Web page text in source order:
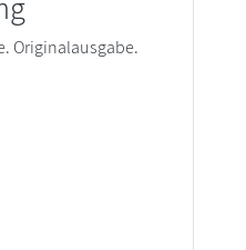
Originalausgabe.